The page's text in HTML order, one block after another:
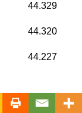
44.329
44.320
44.227
44.161